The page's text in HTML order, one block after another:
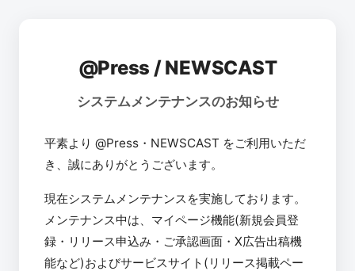
@Press / NEWSCAST
システムメンテナンスのお知らせ
平素より @Press・NEWSCAST をご利用いただ
き、誠にありがとうございます。
現在システムメンテナンスを実施しております。
メンテナンス中は、マイページ機能(新規会員登
録・リリース申込み・ご承認画面・X広告出稿機
能など)およびサービスサイト(リリース掲載ペー